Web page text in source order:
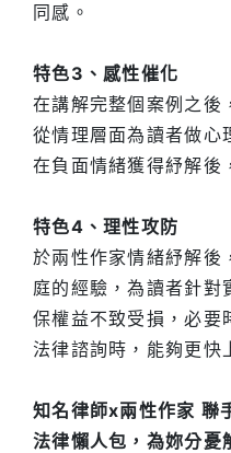
同感。
特色3、感性催化
在講解完整個案例之後
從情理層面為讀者做心
在負面情緒獲得紓解
特色4、理性攻防
於兩性作家情緒紓解後
庭的經驗，為讀者針對
保權益不致受損，必要
法律諮詢時，能夠更快
知名律師x兩性作家 聯
法律懶人包，為妳分憂